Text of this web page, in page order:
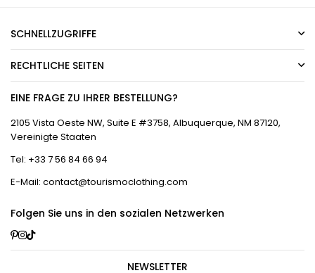
SCHNELLZUGRIFFE
RECHTLICHE SEITEN
EINE FRAGE ZU IHRER BESTELLUNG?
2105 Vista Oeste NW, Suite E #3758, Albuquerque, NM 87120,
Vereinigte Staaten
Tel: +33 7 56 84 66 94
E-Mail: contact@tourismoclothing.com
Folgen Sie uns in den sozialen Netzwerken
Pinterest
Instagram
TikTok
NEWSLETTER